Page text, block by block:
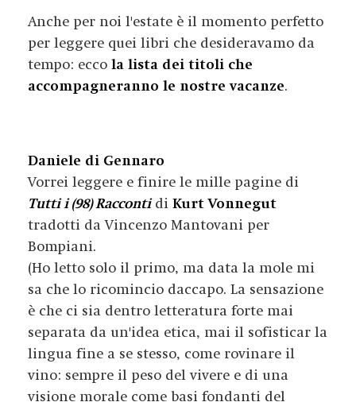
Anche per noi l'estate è il momento perfetto
per leggere quei libri che desideravamo da
tempo: ecco la lista dei titoli che
accompagneranno le nostre vacanze.
Daniele di Gennaro
Vorrei leggere e finire le mille pagine di
Tutti i (98) Raccontidi Kurt Vonnegut
tradotti da Vincenzo Mantovani per
Bompiani.
(Ho letto solo il primo, ma data la mole mi
sa che lo ricomincio daccapo. La sensazione
è che ci sia dentro letteratura forte mai
separata da un'idea etica, mai il sofisticar la
lingua fine a se stesso, come rovinare il
vino: sempre il peso del vivere e di una
visione morale come basi fondanti del